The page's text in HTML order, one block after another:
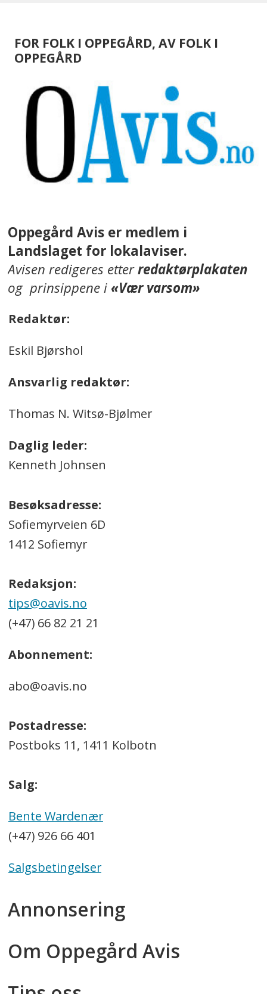
FOR FOLK I OPPEGÅRD, AV FOLK I
OPPEGÅRD
Oppegård Avis er medlem i
Landslaget for lokalaviser.
Avisen redigeres etterredaktørplakaten
og prinsippene i«Vær varsom»
Redaktør:
Eskil Bjørshol
Ansvarlig redaktør:
Thomas N. Witsø-Bjølmer
Daglig leder:
Kenneth Johnsen
Besøksadresse:
Sofiemyrveien 6D
1412 Sofiemyr
Redaksjon:
tips@oavis.no
(+47) 66 82 21 21
Abonnement:
abo@oavis.no
Postadresse:
Postboks 11, 1411 Kolbotn
Salg:
Bente Wardenær
(+47) 926 66 401
Salgsbetingelser
Annonsering
Om Oppegård Avis